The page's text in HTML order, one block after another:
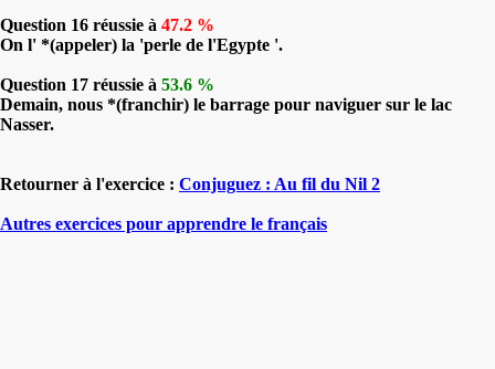
Question 16 réussie à 47.2 %
On l' *(appeler) la 'perle de l'Egypte '.
Question 17 réussie à 53.6 %
Demain, nous *(franchir) le barrage pour naviguer sur le lac
Nasser.
Retourner à l'exercice : Conjuguez : Au fil du Nil 2
Autres exercices pour apprendre le français